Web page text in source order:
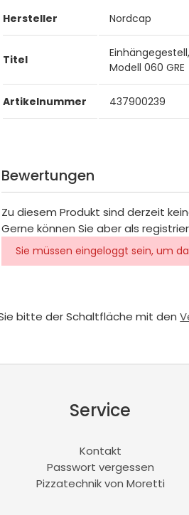
Hersteller Nordcap
Titel
Modell 060 GRE
Artikelnummer 437900239
Bewertungen
Zu diesem Produkt sind derzeit
Gerne können Sie aber als
Sie müssen eingeloggt sein, um
bitte der Schaltfläche mit den
Service
Kontakt
Passwort vergessen
Pizzatechnik von Moretti